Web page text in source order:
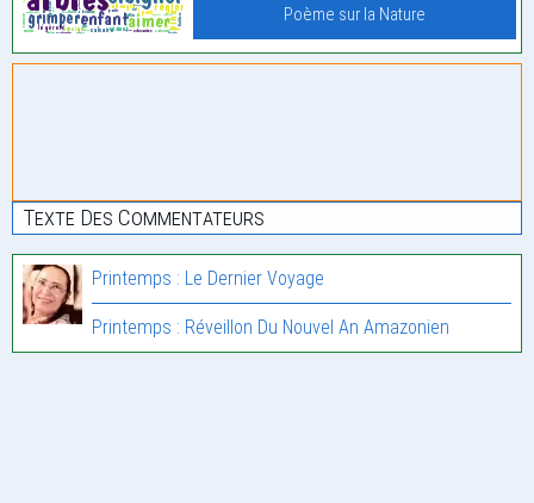
Poème sur la Nature
Texte Des Commentateurs
Printemps : Le Dernier Voyage
Printemps : Réveillon Du Nouvel An Amazonien